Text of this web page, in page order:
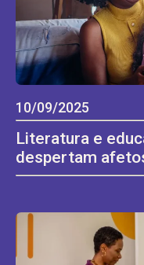
10/09/2025
Literatura e
despertam